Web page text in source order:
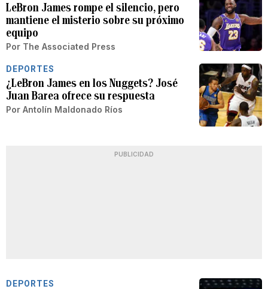
LeBron James rompe el silencio, pero
mantiene el misterio sobre su próximo
equipo
Por The Associated Press
DEPORTES
¿LeBron James en los Nuggets? José
Juan Barea ofrece su respuesta
Por Antolín Maldonado Ríos
PUBLICIDAD
DEPORTES